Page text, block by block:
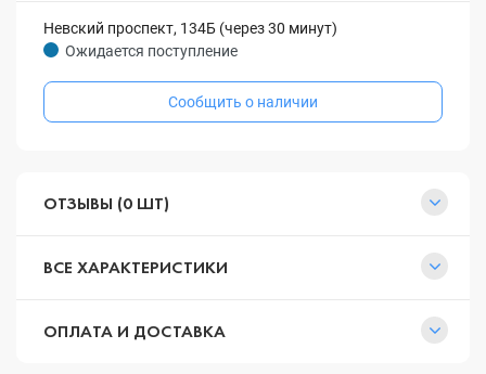
Невский проспект, 134Б (через 30 минут)
Ожидается поступление
Сообщить о наличии
ОТЗЫВЫ (0 ШТ)
ВСЕ ХАРАКТЕРИСТИКИ
ОПЛАТА И ДОСТАВКА